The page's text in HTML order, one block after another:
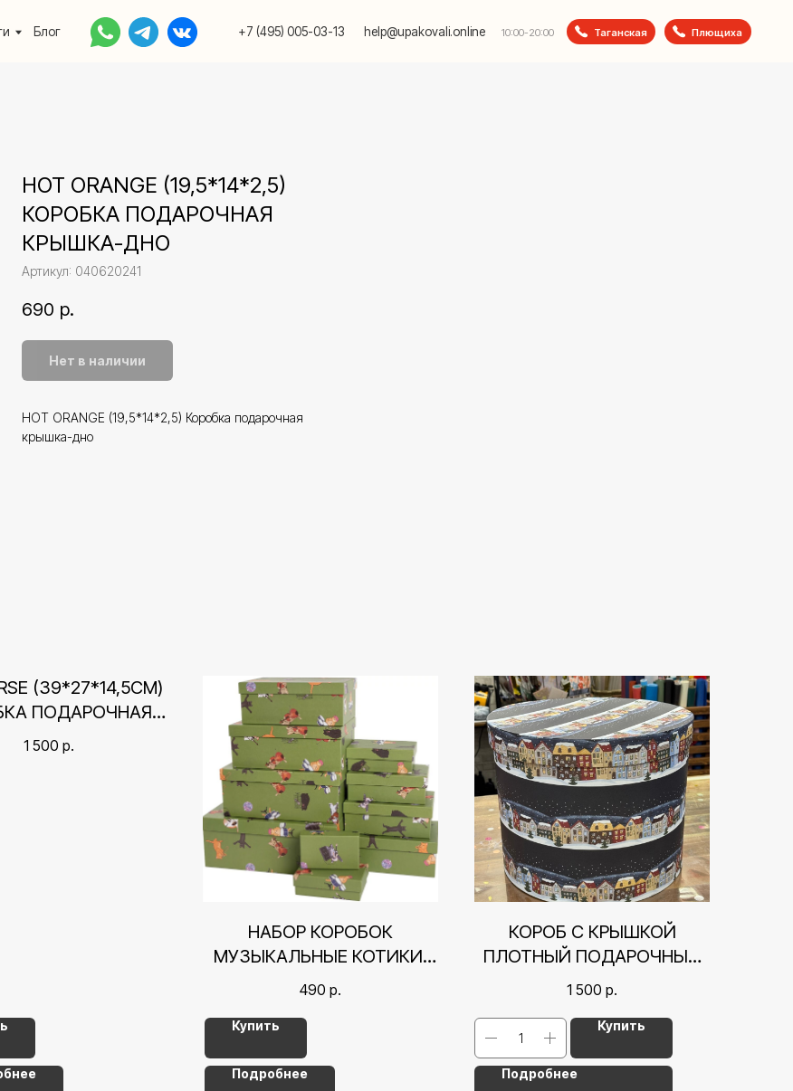
+7 (495) 005-03-13 10:00-20:00
help@upakovali.online Таганская Плющиха
HOT ORANGE (19,5*14*2,5)
КОРОБКА ПОДАРОЧНАЯ
КРЫШКА-ДНО
Артикул: 040620241
690 р.
Нет в наличии
HOT ORANGE (19,5*14*2,5) Коробка подарочная
крышка-дно
(39*27*14,5СМ)
ПОДАРОЧНАЯ
КРЫШКА-ДНО
1 500 р.
НАБОР КОРОБОК
МУЗЫКАЛЬНЫЕ КОТИКИ,
13,5*8*5 СМ СМ
490 р.
Купить
Подробнее
КОРОБ С КРЫШКОЙ
ПЛОТНЫЙ ПОДАРОЧНЫЙ
HATBOX 20/20 LET IT SNOW
(20Х20Х20)
1 500 р.
Купить
Подробнее